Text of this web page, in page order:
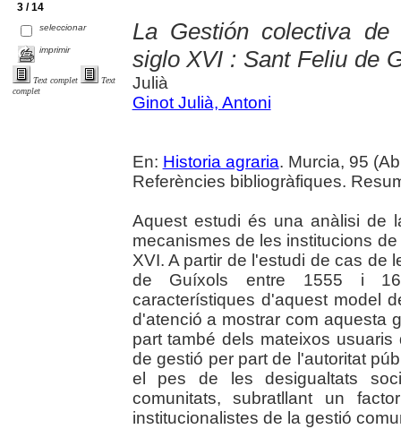
3 / 14
seleccionar
imprimir
Text complet
Text
complet
La Gestión colectiva
siglo XVI : Sant Feliu de
Julià
Ginot Julià, Antoni
En: Historia agraria. Murcia, 95
Referències bibliogràfiques.
Aquest estudi és una anàlisi de
mecanismes de les institucions
XVI. A partir de l'estudi de cas de
de Guíxols entre 1555 i
característiques d'aquest model
d'atenció a mostrar com aquesta
part també dels mateixos
de gestió per part de l'autoritat
el pes de les desigualtats
comunitats, subratllant un
institucionalistes de la gestió